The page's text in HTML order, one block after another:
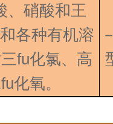
、硝酸和王
各种有机溶
fu化氯、高
化氧。